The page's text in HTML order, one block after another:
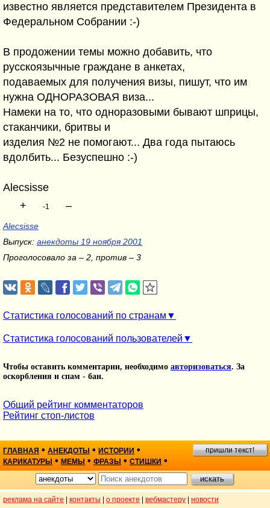
известно является представителем Президента в
Федеральном Собрании :-)
В продожении темы можно добавить, что
русскоязычные граждане в анкетах,
подаваемых для получения визы, пишут, что им
нужна ОДНОРАЗОВАЯ виза...
Намеки на то, что одноразовыми бывают шприцы,
стаканчики, бритвы и
изделия №2 не помогают... Два года пытаюсь
вдолбить... Безуспешно :-)
Alecsisse
+
-1 –
Alecsisse
Выпуск: анекдоты 19 ноября 2001
Проголосовало за – 2, против – 3
Статистика голосований по странам
Статистика голосований пользователей
Чтобы оставить комментарии, необходимо авторизоваться. За
оскорбления и спам - бан.
Общий рейтинг комментаторов
Рейтинг стоп-листов
ГЛАВНАЯ • АНЕКДОТЫ • ИСТОРИИ •
КАРИКАТУРЫ • МЕМЫ • ФРАЗЫ • СТИШКИ •
пришли текст!
реклама на сайте контакты о проекте вебмастеру новости